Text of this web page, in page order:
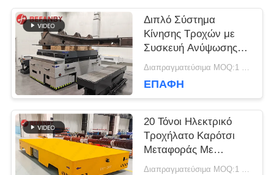
ΑΠΌΣΠΑΣΜΑ
SITEMAP
PRIVACY
POLICY
Διπλό Σύστημα
Κίνησης Τροχών με
Συσκευή Ανύψωσης
για Οχήματα
Ράγες σε Εργοστάσια
Διαπραγματεύσιμα MOQ:1 σύνολο/σύνολα
ΕΠΑΦΉ
20 Τόνοι Ηλεκτρικό
Τροχήλατο Καρότσι
Μεταφοράς Με
Μαγνητική Πλοήγηση Διαπραγματεύσιμα MOQ:1 σύνολο/σύνολα